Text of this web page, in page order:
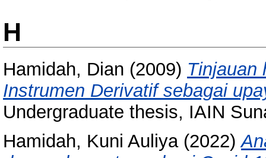
H
Hamidah, Dian (2009) Tinjauan
Instrumen Derivatif sebagai
Undergraduate thesis, IAIN
Hamidah, Kuni Auliya(2022)